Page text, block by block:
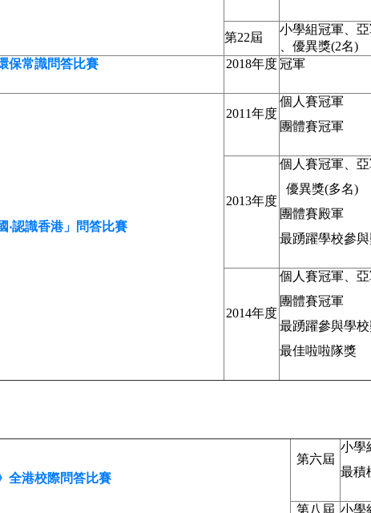
第22屆
小學組冠軍、
、優異獎(2名)
保常識問答比賽
2018年度冠軍
‧認識香港」問答比賽
2011年度
個人賽冠軍
團體賽冠軍
2013年度
個人賽冠軍、亞
優異獎(多名)
團體賽殿軍
最踴躍學校參
2014年度
個人賽冠軍、
團體賽冠軍
最踴躍參與學
最佳啦啦隊獎
全港校際問答比賽
第六屆
小學
最積
第八屆 小學